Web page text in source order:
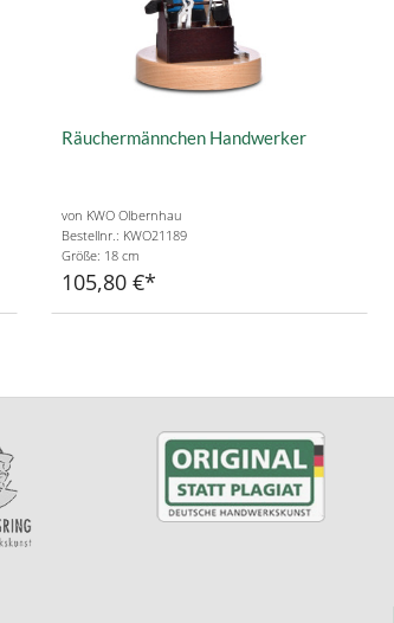
Räuchermännchen Handwerker
von KWO Olbernhau
Bestellnr.: KWO21189
Größe: 18 cm
105,80 €